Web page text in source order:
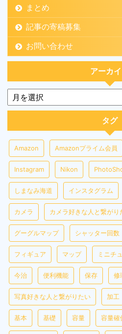
まとめ
記事の寄稿募集
お問い合わせ
アーカ
タグ
Amazon Amazonプライム会員
Instagram Nikon
しまなみ海道 インスタグラム
カメラ カメラ好きな人と繋がり
グーグルマップ シャッター回数
フィギュア マップ ミニチ
今治 便利機能 保存 修
写真好きな人と繋がりたい 加工
基本 基礎 容量 容量確